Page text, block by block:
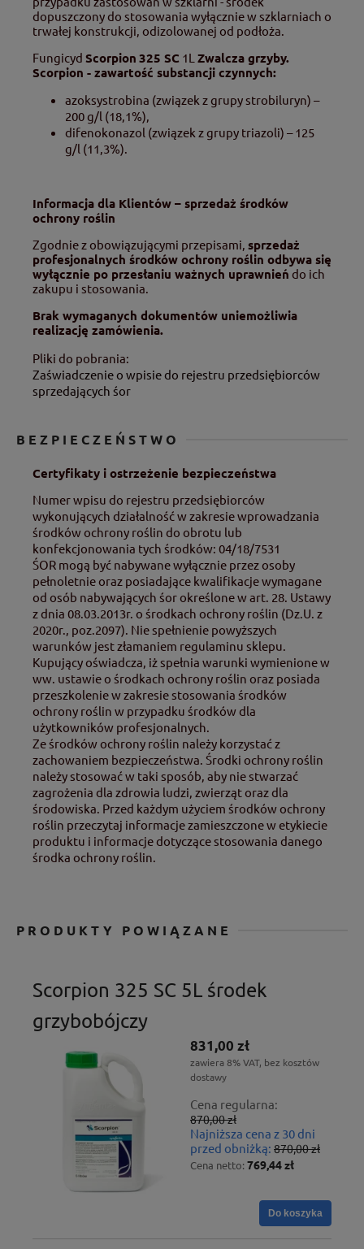
dopuszczony do stosowania wyłącznie w szklarniach o
trwałej konstrukcji, odizolowanej od podłoża.
Fungicyd Scorpion 325 SC 1L Zwalcza grzyby.
Scorpion - zawartość substancji czynnych:
azoksystrobina (związek z grupy strobiluryn) –
200 g/l (18,1%),
difenokonazol (związek z grupy triazoli) – 125
g/l (11,3%).
Informacja dla Klientów – sprzedaż środków
ochrony roślin
Zgodnie z obowiązującymi przepisami, sprzedaż
profesjonalnych środków ochrony roślin odbywa się
wyłącznie po przesłaniu ważnych uprawnień do ich
zakupu i stosowania.
Brak wymaganych dokumentów uniemożliwia
realizację zamówienia.
Pliki do pobrania:
Zaświadczenie o wpisie do rejestru przedsiębiorców
sprzedających śor
BEZPIECZEŃSTWO
Certyfikaty i ostrzeżenie bezpieczeństwa
Numer wpisu do rejestru przedsiębiorców
wykonujących działalność w zakresie wprowadzania
środków ochrony roślin do obrotu lub
konfekcjonowania tych środków: 04/18/7531
ŚOR mogą być nabywane wyłącznie przez osoby
pełnoletnie oraz posiadające kwalifikacje wymagane
od osób nabywających śor określone w art. 28. Ustawy
z dnia 08.03.2013r. o środkach ochrony roślin (Dz.U. z
2020r., poz.2097). Nie spełnienie powyższych
warunków jest złamaniem regulaminu sklepu.
Kupujący oświadcza, iż spełnia warunki wymienione w
ww. ustawie o środkach ochrony roślin oraz posiada
przeszkolenie w zakresie stosowania środków
ochrony roślin w przypadku środków dla
użytkowników profesjonalnych.
Ze środków ochrony roślin należy korzystać z
zachowaniem bezpieczeństwa. Środki ochrony roślin
należy stosować w taki sposób, aby nie stwarzać
zagrożenia dla zdrowia ludzi, zwierząt oraz dla
środowiska. Przed każdym użyciem środków ochrony
roślin przeczytaj informacje zamieszczone w etykiecie
produktu i informacje dotyczące stosowania danego
środka ochrony roślin.
PRODUKTY POWIĄZANE
Scorpion 325 SC 5L środek
grzybobójczy
831,00 zł
zawiera 8% VAT, bez kosztów
dostawy
Cena regularna:
870,00 zł
Najniższa cena z 30 dni
przed obniżką: 870,00 zł
Cena netto: 769,44 zł
Do koszyka